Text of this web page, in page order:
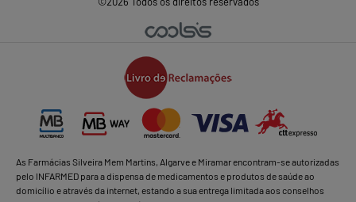
As Farmácias Silveira Mem Martins, Algarve e Miramar encontram-se autorizadas
pelo INFARMED para a dispensa de medicamentos e produtos de saúde ao
domicílio e através da internet, estando a sua entrega limitada aos conselhos